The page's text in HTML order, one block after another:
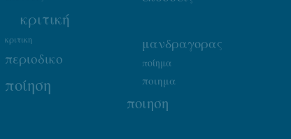
κριτική
κριτικη μανδραγορας
περιοδικο ποίημα
ποίηση ποιημα
ποιηση